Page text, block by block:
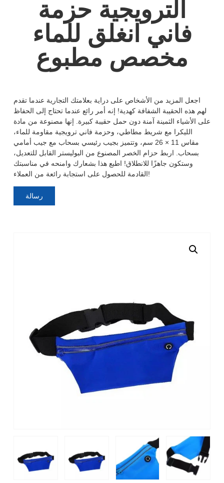
الترويجية حزمة
فاني انغلق للماء
مخصص مطبوع
اجعل المزيد من الأشخاص على دراية بعلامتك التجارية عندما تقدم
لهم هذه الحقيبة الشفافة كهدية! إنه أمر رائع عندما تحتاج إلى الحفاظ
على الأشياء الثمينة آمنة دون حمل حقيبة كبيرة. إنها مصنوعة من مادة
الليكرا مع شريط مطاطي، وحزمة فاني ترويجية مقاومة للماء،
مقاس 11 × 26 سم، وتتميز بجيب رئيسي بسحاب مع جيب أمامي
بسحاب. اربط حزام الخصر المصنوع من البوليستر القابل للتعديل،
وستكون جاهزًا للانطلاق! اطبع هذا بشعارك وامنحه في مناسبتك
القادمة للحصول على استجابة رائعة من العملاء!
رسالة